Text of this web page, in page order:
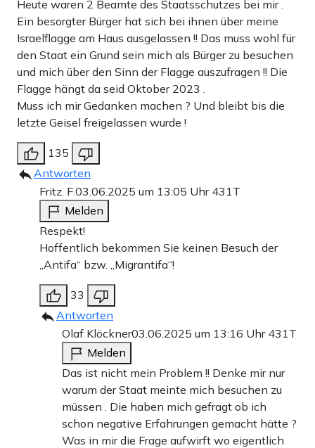
Heute waren 2 Beamte des Staatsschutzes bei mir .
Ein besorgter Bürger hat sich bei ihnen über meine
Israelflagge am Haus ausgelassen !! Das muss wohl für
den Staat ein Grund sein mich als Bürger zu besuchen
und mich über den Sinn der Flagge auszufragen !! Die
Flagge hängt da seid Oktober 2023 .
Muss ich mir Gedanken machen ? Und bleibt bis die
letzte Geisel freigelassen wurde !
135
Antworten
Fritz. F.03.06.2025 um 13:05 Uhr 431T
Melden
Respekt!
Hoffentlich bekommen Sie keinen Besuch der
„Antifa“ bzw. „Migrantifa“!
33
Antworten
Olaf Klöckner03.06.2025 um 13:16 Uhr 431T
Melden
Das ist nicht mein Problem !! Denke mir nur
warum der Staat meinte mich besuchen zu
müssen . Die haben mich gefragt ob ich
schon negative Erfahrungen gemacht hätte ?
Was in mir die Frage aufwirft wo eigentlich